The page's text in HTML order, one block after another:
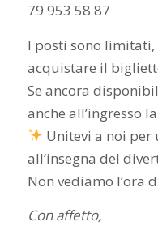
79 953 58 87
I posti sono
acquistare il
Se ancora
anche all’ingresso
Unitevi a noi
all’insegna del
Non vediamo l’ora
Con affetto,